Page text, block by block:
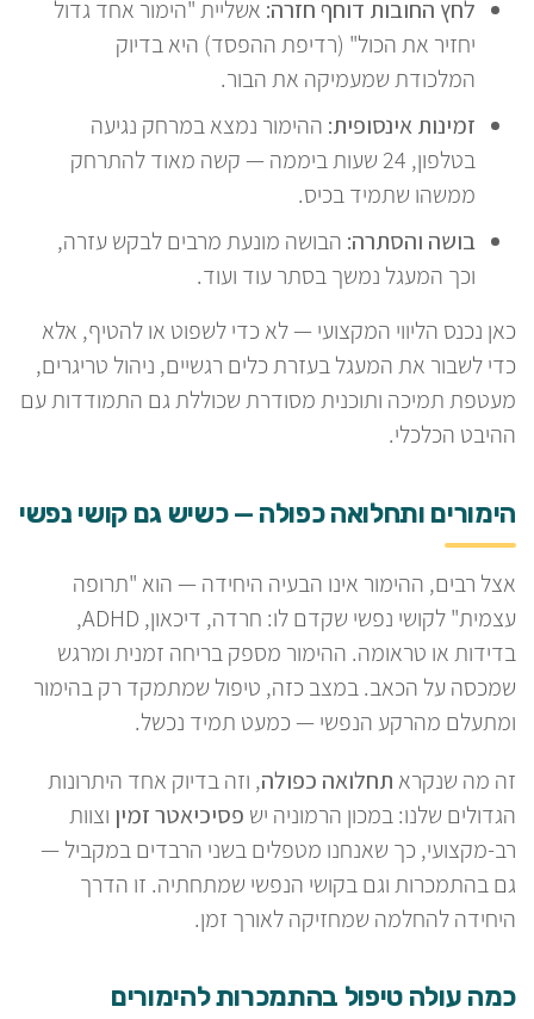
לחץ החובות דוחף חזרה: אשליית "הימור אחד גדול
יחזיר את הכול" (רדיפת ההפסד) היא בדיוק
המלכודת שמעמיקה את הבור.
זמינות אינסופית: ההימור נמצא במרחק נגיעה
בטלפון, 24 שעות ביממה — קשה מאוד להתרחק
ממשהו שתמיד בכיס.
בושה והסתרה: הבושה מונעת מרבים לבקש עזרה,
וכך המעגל נמשך בסתר עוד ועוד.
כאן נכנס הליווי המקצועי — לא כדי לשפוט או להטיף, אלא
כדי לשבור את המעגל בעזרת כלים רגשיים, ניהול טריגרים,
מעטפת תמיכה ותוכנית מסודרת שכוללת גם התמודדות עם
ההיבט הכלכלי.
הימורים ותחלואה כפולה — כשיש גם קושי נפשי
אצל רבים, ההימור אינו הבעיה היחידה — הוא "תרופה
עצמית" לקושי נפשי שקדם לו: חרדה, דיכאון, ADHD,
בדידות או טראומה. ההימור מספק בריחה זמנית ומרגש
שמכסה על הכאב. במצב כזה, טיפול שמתמקד רק בהימור
ומתעלם מהרקע הנפשי — כמעט תמיד נכשל.
זה מה שנקרא תחלואה כפולה, וזה בדיוק אחד היתרונות
הגדולים שלנו: במכון הרמוניה יש פסיכיאטר זמין וצוות
רב-מקצועי, כך שאנחנו מטפלים בשני הרבדים במקביל —
גם בהתמכרות וגם בקושי הנפשי שמתחתיה. זו הדרך
היחידה להחלמה שמחזיקה לאורך זמן.
כמה עולה טיפול בהתמכרות להימורים